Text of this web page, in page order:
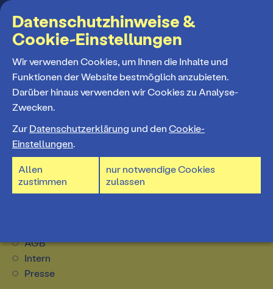
Suchbegriff
MENÜ
Programm
Spielplan
Spielzeiteröffnung
Premieren 26/27
Konzerte 26/27
Spielstätte Stadt
Tickets und Abos
Ticketkauf
Ermäßigungen
TheaterCard
Staatstheater
Mitarbeiter*innen
zurück
Startseite
Datenschutz
AGB
Intern
Presse
Datenschutzhinweise &
Cookie-Einstellungen
Wir verwenden Cookies, um Ihnen die Inhalte und
Funktionen der Website bestmöglich anzubieten.
Darüber hinaus verwenden wir Cookies zu Analyse-
Zwecken.
Zur Datenschutzerklärung und den Cookie-
Einstellungen.
Allen
zustimmen
nur notwendige Cookies
zulassen